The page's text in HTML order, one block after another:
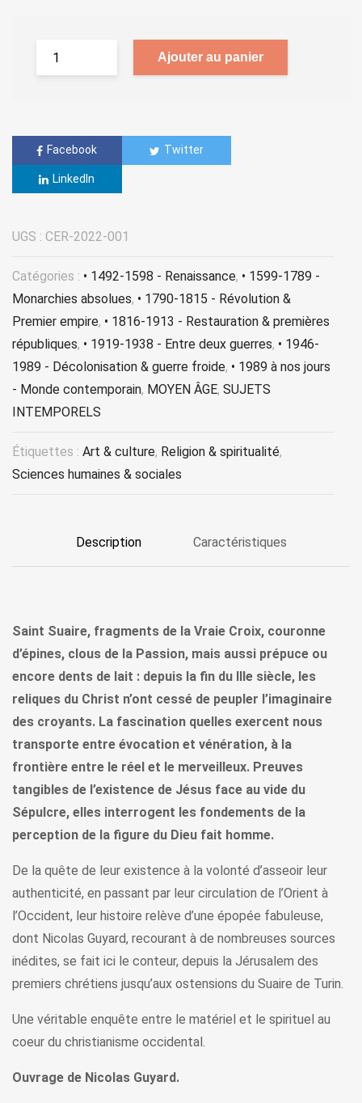
Ajouter au panier
Facebook Twitter
LinkedIn
UGS : CER-2022-001
Catégories : • 1492-1598 - Renaissance, • 1599-1789 -
Monarchies absolues, • 1790-1815 - Révolution &
Premier empire, • 1816-1913 - Restauration & premières
républiques, • 1919-1938 - Entre deux guerres, • 1946-
1989 - Décolonisation & guerre froide, • 1989 à nos jours
- Monde contemporain, MOYEN ÂGE, SUJETS
INTEMPORELS
Étiquettes : Art & culture, Religion & spiritualité,
Sciences humaines & sociales
Description Caractéristiques
Saint Suaire, fragments de la Vraie Croix, couronne
d’épines, clous de la Passion, mais aussi prépuce ou
encore dents de lait : depuis la fin du IIIe siècle, les
reliques du Christ n’ont cessé de peupler l’imaginaire
des croyants. La fascination quelles exercent nous
transporte entre évocation et vénération, à la
frontière entre le réel et le merveilleux. Preuves
tangibles de l’existence de Jésus face au vide du
Sépulcre, elles interrogent les fondements de la
perception de la figure du Dieu fait homme.
De la quête de leur existence à la volonté d’asseoir leur
authenticité, en passant par leur circulation de l’Orient à
l’Occident, leur histoire relève d’une épopée fabuleuse,
dont Nicolas Guyard, recourant à de nombreuses sources
inédites, se fait ici le conteur, depuis la Jérusalem des
premiers chrétiens jusqu’aux ostensions du Suaire de Turin.
Une véritable enquête entre le matériel et le spirituel au
coeur du christianisme occidental.
Ouvrage de Nicolas Guyard.